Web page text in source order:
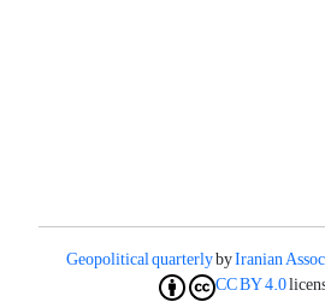
Geopolitical quarterlybyIranian
CC BY 4.0